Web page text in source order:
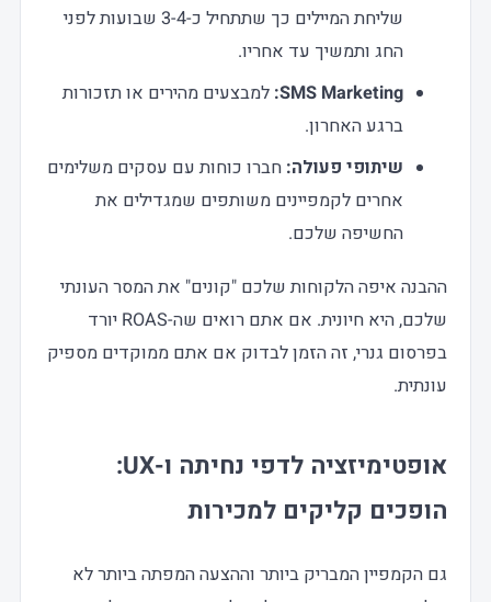
שליחת המיילים כך שתתחיל כ-3-4 שבועות לפני
החג ותמשיך עד אחריו.
SMS Marketing: למבצעים מהירים או תזכורות
ברגע האחרון.
שיתופי פעולה: חברו כוחות עם עסקים משלימים
אחרים לקמפיינים משותפים שמגדילים את
החשיפה שלכם.
ההבנה איפה הלקוחות שלכם "קונים" את המסר העונתי
שלכם, היא חיונית. אם אתם רואים שה-ROAS יורד
בפרסום גנרי, זה הזמן לבדוק אם אתם ממוקדים מספיק
עונתית.
אופטימיזציה לדפי נחיתה ו-UX:
הופכים קליקים למכירות
גם הקמפיין המבריק ביותר וההצעה המפתה ביותר לא